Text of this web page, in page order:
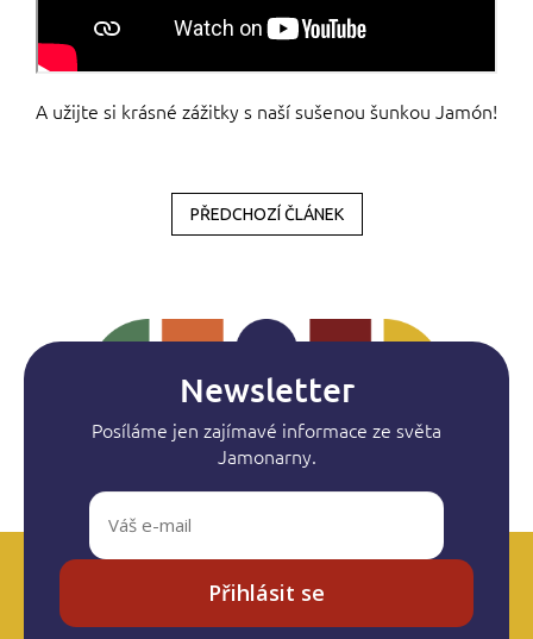
A užijte si krásné zážitky s naší sušenou šunkou Jamón!
PŘEDCHOZÍ ČLÁNEK
Newsletter
Posíláme jen zajímavé informace ze světa
Jamonarny.
Přihlásit se